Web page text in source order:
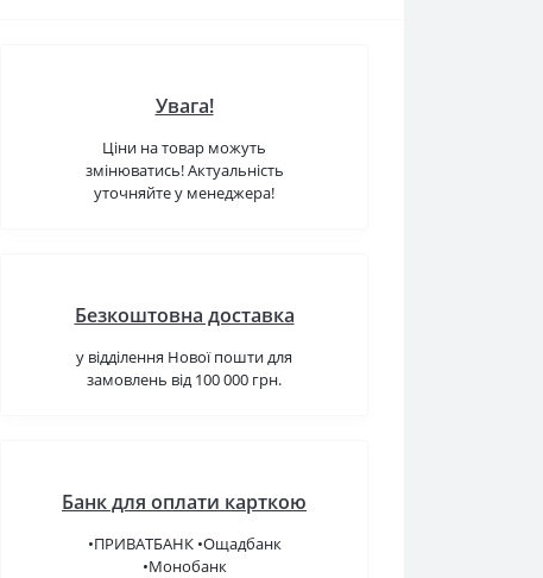
Увага!
Ціни на товар можуть
змінюватись! Актуальність
уточняйте у менеджера!
Безкоштовна доставка
у відділення Нової пошти для
замовлень від 100 000 грн.
Банк для оплати карткою
•ПРИВАТБАНК •Ощадбанк
•Монобанк